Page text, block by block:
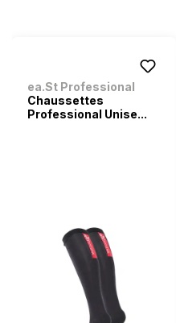
ea.St Professional
Chaussettes
Professional Unise...